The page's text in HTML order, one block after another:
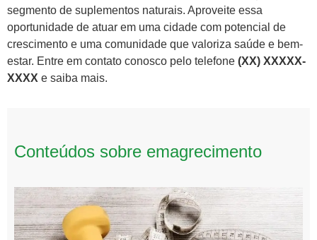
segmento de suplementos naturais. Aproveite essa
oportunidade de atuar em uma cidade com potencial de
crescimento e uma comunidade que valoriza saúde e bem-
estar. Entre em contato conosco pelo telefone (XX) XXXXX-
XXXX e saiba mais.
Conteúdos sobre emagrecimento